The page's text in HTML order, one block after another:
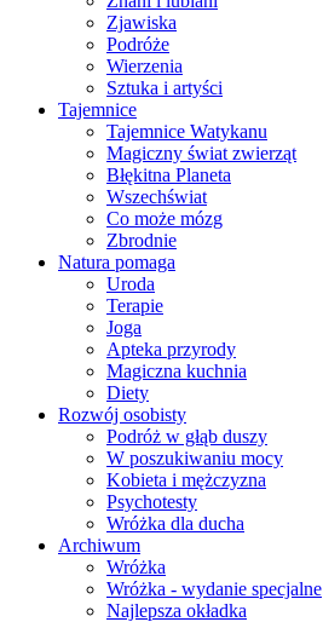
Zjawiska
Podróże
Wierzenia
Sztuka i artyści
Tajemnice
Tajemnice Watykanu
Magiczny świat zwierząt
Błękitna Planeta
Wszechświat
Co może mózg
Zbrodnie
Natura pomaga
Uroda
Terapie
Joga
Apteka przyrody
Magiczna kuchnia
Diety
Rozwój osobisty
Podróż w głąb duszy
W poszukiwaniu mocy
Kobieta i mężczyzna
Psychotesty
Wróżka dla ducha
Archiwum
Wróżka
Wróżka - wydanie specjalne
Najlepsza okładka